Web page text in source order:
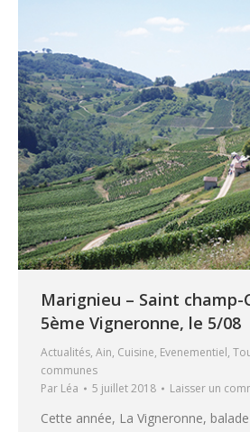
Marignieu – Saint champ-
5ème Vigneronne, le 5/08
Actualités, Ain, Cuisine, Evenementiel,
communes
Par Léa 5 juillet 2018 Laisser un
Cette année, La Vigneronne,